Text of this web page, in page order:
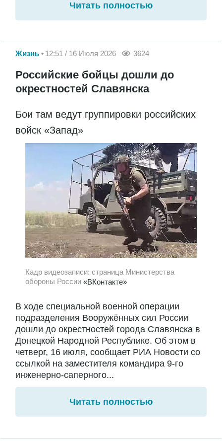
Читать полностью
Жизнь 12:51 / 16 Июля 2026 3624
Российские бойцы дошли до
окрестностей Славянска
Бои там ведут группировки российских
войск «Запад»
Кадр видеозаписи: страница Министерства
обороны России «ВКонтакте»
В ходе специальной военной операции
подразделения Вооружённых сил России
дошли до окрестностей города Славянска в
Донецкой Народной Республике. Об этом в
четверг, 16 июля, сообщает РИА Новости со
ссылкой на заместителя командира 9-го
инженерно-саперного...
Читать полностью